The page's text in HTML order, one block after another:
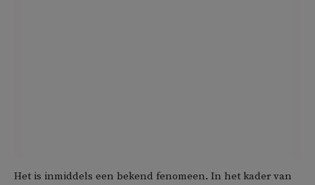
Het is inmiddels een bekend fenomeen. In het kader van